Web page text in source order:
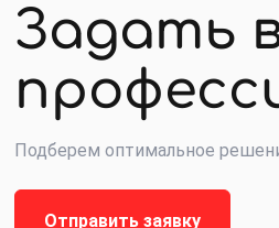
Задать
Подберем оптимальное
Отправить заявку